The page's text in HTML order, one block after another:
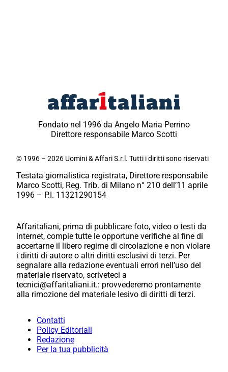
Fondato nel 1996 da Angelo Maria Perrino
Direttore responsabile Marco Scotti
© 1996 – 2026 Uomini & Affari S.r.l. Tutti i diritti sono riservati
Testata giornalistica registrata, Direttore responsabile
Marco Scotti, Reg. Trib. di Milano n° 210 dell’11 aprile
1996 – P.I. 11321290154
Affaritaliani, prima di pubblicare foto, video o testi da
internet, compie tutte le opportune verifiche al fine di
accertarne il libero regime di circolazione e non violare
i diritti di autore o altri diritti esclusivi di terzi. Per
segnalare alla redazione eventuali errori nell’uso del
materiale riservato, scriveteci a
tecnici@affaritaliani.it.: provvederemo prontamente
alla rimozione del materiale lesivo di diritti di terzi.
Contatti
Policy Editoriali
Redazione
Per la tua pubblicità